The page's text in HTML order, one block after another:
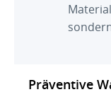
Präventive